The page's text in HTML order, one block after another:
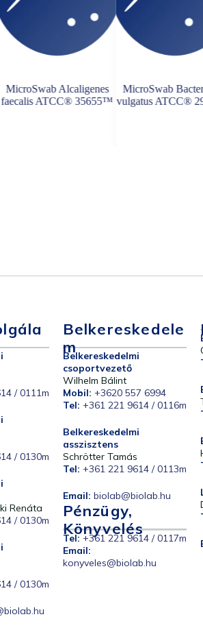
MicroSwab Alcaligenes
faecalis ATCC® 35655™
MicroSwab
vulgatus ATCC®
/ 0111m
/ 0130m
Renáta
/ 0130m
/ 0130m
Belkereskedele
M
Belkereskedelmi
csoportvezető
Wilhelm Bálint
Mobil: +3620 557 6994
Tel: +361 221 9614 / 0116m
Belkereskedelmi
asszisztens
Schrötter Tamás
Tel: +361 221 9614 / 0113m
Email: biolab@biolab.hu
Pénzügy,
Könyvelés
Tel: +361 221 9614 / 0117m
Email:
konyveles@biolab.hu